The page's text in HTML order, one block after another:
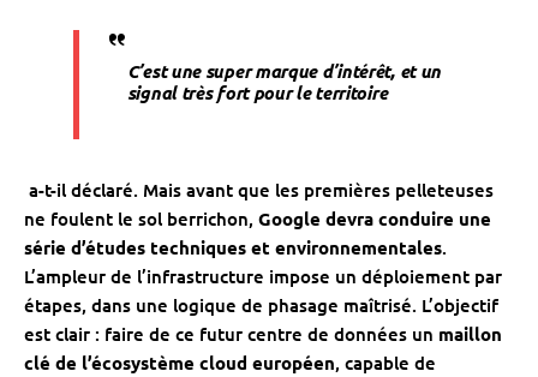
C’est une super marque d’intérêt, et un
signal très fort pour le territoire
a-t-il déclaré. Mais avant que les premières pelleteuses
ne foulent le sol berrichon, Google devra conduire une
série d’études techniques et environnementales.
L’ampleur de l’infrastructure impose un déploiement par
étapes, dans une logique de phasage maîtrisé. L’objectif
est clair : faire de ce futur centre de données un maillon
clé de l’écosystème cloud européen, capable de